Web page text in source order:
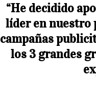
“He decidido
líder en nuestro
campañas
los 3 grandes